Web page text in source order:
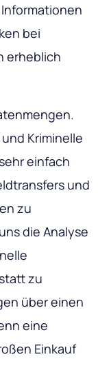
bei
erheblich
Kriminelle
einfach
und
zu
die Analyse
zu
über einen
eine
Einkauf